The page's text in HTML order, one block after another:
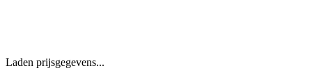
Laden prijsgegevens...